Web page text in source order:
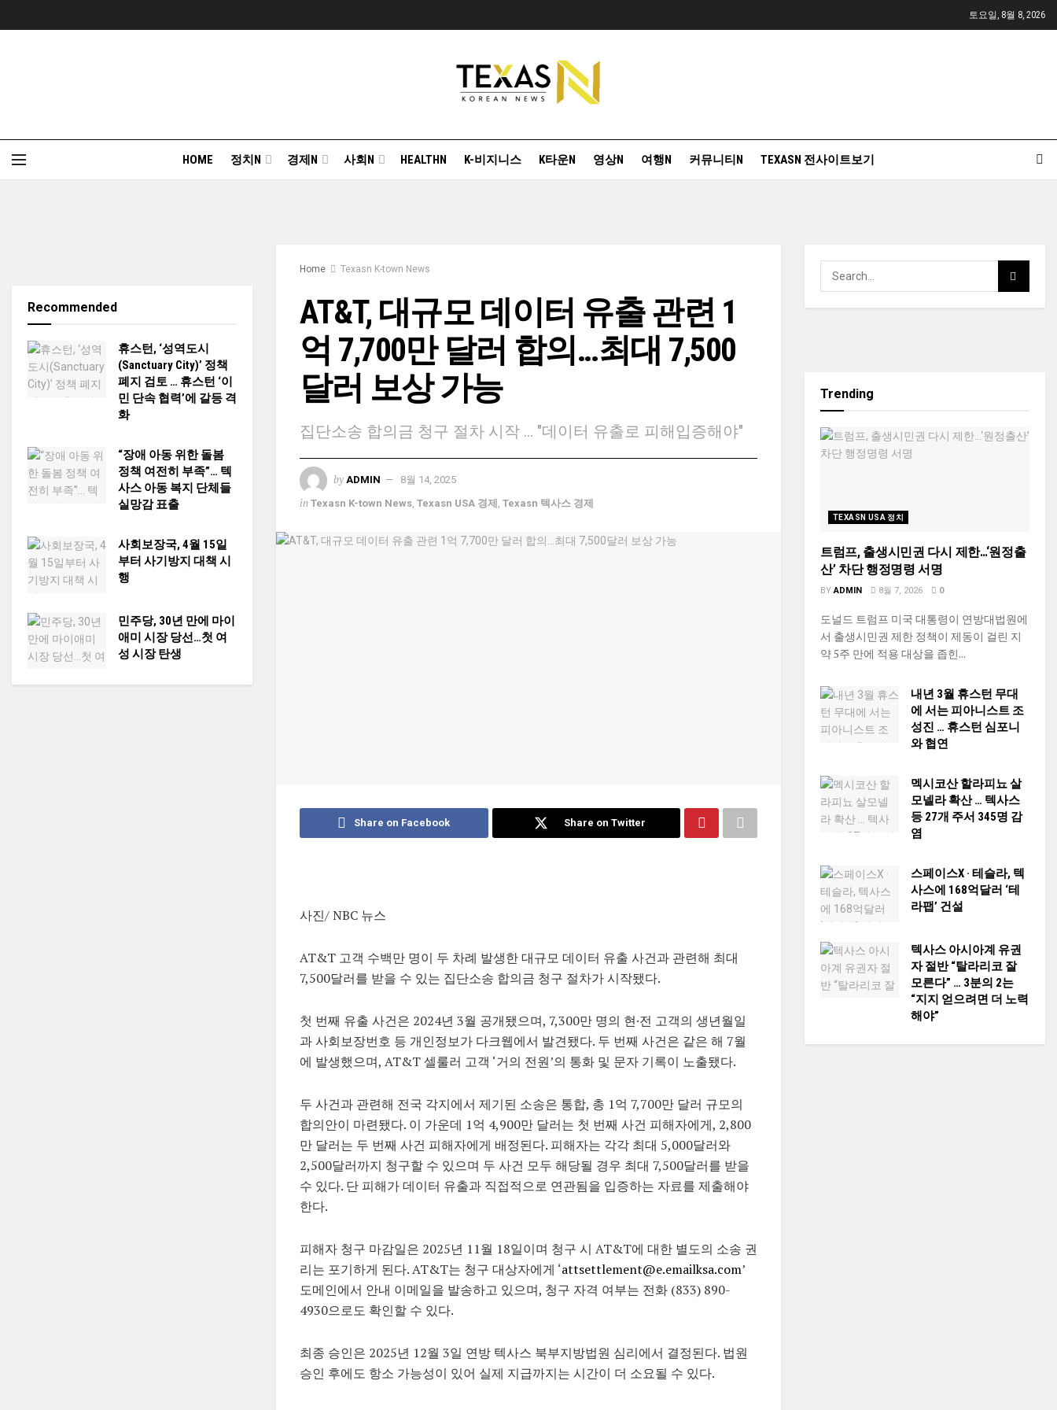
토요일, 8월 8, 2026
HOME 정치N 경제N 사회N HEALTHN K-비지니스 K타운N 영상N 여행N 커뮤니티N TEXASN 전사이트보기
Home Texasn K-town News
AT&T, 대규모 데이터 유출 관련 1
억 7,700만 달러 합의…최대 7,500
달러 보상 가능
집단소송 합의금 청구 절차 시작 ... "데이터 유출로 피해입증해야"
by ADMIN 8월 14, 2025
in Texasn K-town News Texasn USA 경제 Texasn 텍사스 경제
Share on Facebook Share on Twitter
사진/ NBC 뉴스
AT&T 고객 수백만 명이 두 차례 발생한 대규모 데이터 유출 사건과 관련해 최대
7,500달러를 받을 수 있는 집단소송 합의금 청구 절차가 시작됐다.
첫 번째 유출 사건은 2024년 3월 공개됐으며, 7,300만 명의 현·전 고객의 생년월일
과 사회보장번호 등 개인정보가 다크웹에서 발견됐다. 두 번째 사건은 같은 해 7월
에 발생했으며, AT&T 셀룰러 고객 ‘거의 전원’의 통화 및 문자 기록이 노출됐다.
두 사건과 관련해 전국 각지에서 제기된 소송은 통합, 총 1억 7,700만 달러 규모의
합의안이 마련됐다. 이 가운데 1억 4,900만 달러는 첫 번째 사건 피해자에게, 2,800
만 달러는 두 번째 사건 피해자에게 배정된다. 피해자는 각각 최대 5,000달러와
2,500달러까지 청구할 수 있으며 두 사건 모두 해당될 경우 최대 7,500달러를 받을
수 있다. 단 피해가 데이터 유출과 직접적으로 연관됨을 입증하는 자료를 제출해야
한다.
피해자 청구 마감일은 2025년 11월 18일이며 청구 시 AT&T에 대한 별도의 소송 권
리는 포기하게 된다. AT&T는 청구 대상자에게 ‘attsettlement@e.emailksa.com’
도메인에서 안내 이메일을 발송하고 있으며, 청구 자격 여부는 전화 (833) 890-
4930으로도 확인할 수 있다.
최종 승인은 2025년 12월 3일 연방 텍사스 북부지방법원 심리에서 결정된다. 법원
승인 후에도 항소 가능성이 있어 실제 지급까지는 시간이 더 소요될 수 있다.
Recommended
휴스턴, ‘성역도시
(Sanctuary City)’ 정책
폐지 검토 … 휴스턴 ‘이
민 단속 협력’에 갈등 격
화
“장애 아동 위한 돌봄
정책 여전히 부족”… 텍
사스 아동 복지 단체들
실망감 표출
사회보장국, 4월 15일
부터 사기방지 대책 시
행
민주당, 30년 만에 마이
애미 시장 당선…첫 여
성 시장 탄생
Trending
TEXASN USA 정치
트럼프, 출생시민권 다시 제한…‘원정출
산’ 차단 행정명령 서명
BY ADMIN 8월 7, 2026 0
도널드 트럼프 미국 대통령이 연방대법원에
서 출생시민권 제한 정책이 제동이 걸린 지
약 5주 만에 적용 대상을 좁힌...
내년 3월 휴스턴 무대
에 서는 피아니스트 조
성진 … 휴스턴 심포니
와 협연
멕시코산 할라피뇨 살
모넬라 확산 … 텍사스
등 27개 주서 345명 감
염
스페이스X · 테슬라, 텍
사스에 168억달러 ‘테
라팹’ 건설
텍사스 아시아계 유권
자 절반 “탈라리코 잘
모른다” … 3분의 2는
“지지 얻으려면 더 노력
해야”